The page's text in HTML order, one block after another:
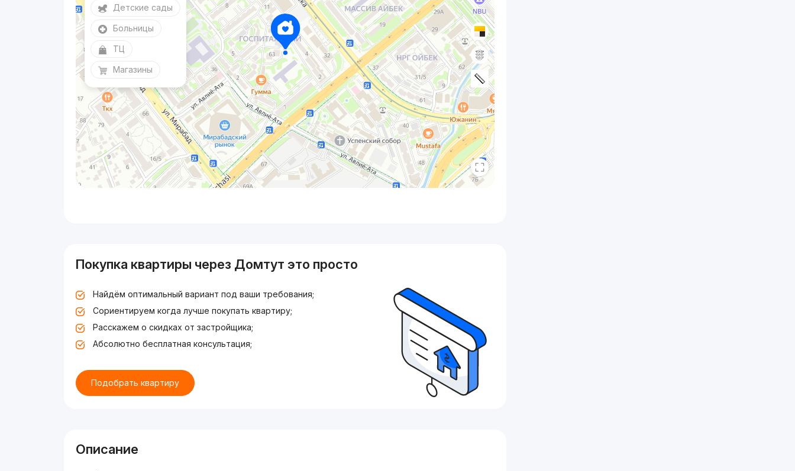
Детские сады
Больницы
ТЦ
Магазины
Покупка квартиры через Домтут это просто
Найдём оптимальный вариант под ваши требования;
Сориентируем когда лучше покупать квартиру;
Расскажем о скидках от застройщика;
Абсолютно бесплатная консультация;
Подобрать квартиру
Описание